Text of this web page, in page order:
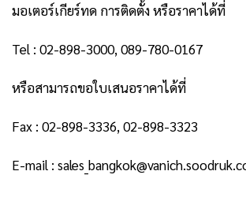
มอเตอร์เกียร์ทด การติดตั้ง หรือราคาได้ที่
Tel : 02-898-3000, 089-780-0167
หรือสามารถขอใบเสนอราคาได้ที่
Fax : 02-898-3336, 02-898-3323
E-mail :